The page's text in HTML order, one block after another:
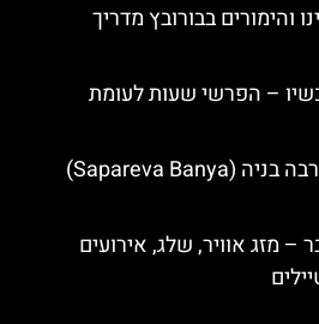
והימורים בבורובץ מדריך
– הפרשי שעות לעומת
בריכות תרמיות בספארבה בניה (Sapareva Banya)
– מזג אוויר, שלג, אירועים